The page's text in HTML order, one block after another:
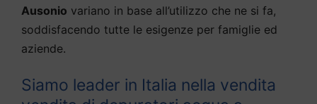
Ausonio variano in base all’utilizzo che ne si fa,
soddisfacendo tutte le esigenze per famiglie ed
aziende.
Siamo leader in Italia nella vendita